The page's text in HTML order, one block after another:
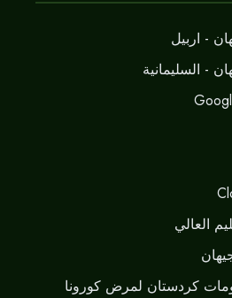
- اربيل
- السليمانية
العالي
كردستان لمرض كورونا